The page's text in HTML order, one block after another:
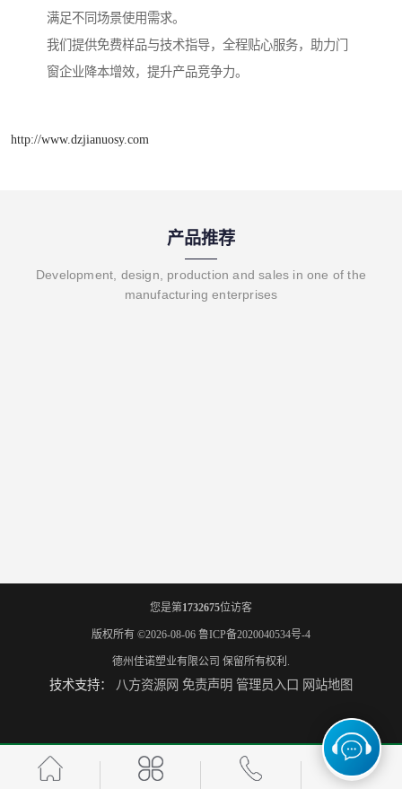
满足不同场景使用需求。
我们提供免费样品与技术指导，全程贴心服务，助力门
窗企业降本增效，提升产品竞争力。
http://www.dzjianuosy.com
产品推荐
Development, design, production and sales in one of the
manufacturing enterprises
您是第1732675位访客
版权所有 ©2026-08-06 鲁ICP备2020040534号-4
德州佳诺塑业有限公司 保留所有权利.
技术支持： 八方资源网 免责声明 管理员入口 网站地图